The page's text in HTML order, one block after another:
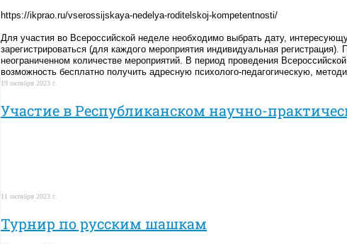
https://ikprao.ru/vserossijskaya-nedelya-roditelskoj-kompetentnosti/
Для участия во Всероссийской неделе необходимо выбрать дату,
зарегистрироваться (для каждого мероприятия индивидуальная регистрация).
неограниченном количестве мероприятий. В период проведения
возможность бесплатно получить адресную психолого-педагогическую,
19 октября 2023 г.
Участие в Республиканском научно-
11 октября 2023 г.
Турнир по русским шашкам